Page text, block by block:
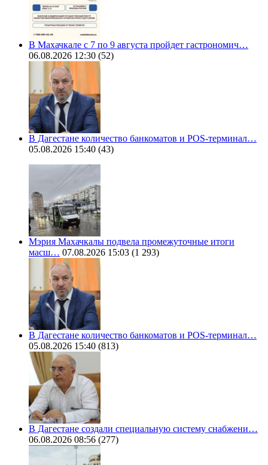
В Махачкале с 7 по 9 августа пройдет гастрономич…
06.08.2026 12:30 (52)
В Дагестане количество банкоматов и POS-терминал…
05.08.2026 15:40 (43)
Мэрия Махачкалы подвела промежуточные итоги
масш… 07.08.2026 15:03 (1 293)
В Дагестане количество банкоматов и POS-терминал…
05.08.2026 15:40 (813)
В Дагестане создали специальную систему снабжени…
06.08.2026 08:56 (277)